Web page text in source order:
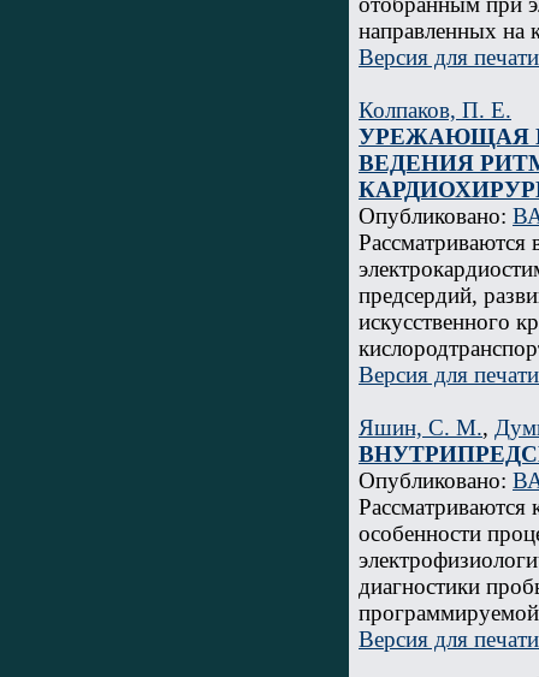
направленных
Версия для печати
Колпаков, П. Е.
УРЕЖАЮЩАЯ
ВЕДЕНИЯ
Опубликовано:
предсердий,
искусственного
Версия для печати
Яшин, С. М.,
Опубликовано:
Рассматриваются
особенности
диагностики
Версия для печати